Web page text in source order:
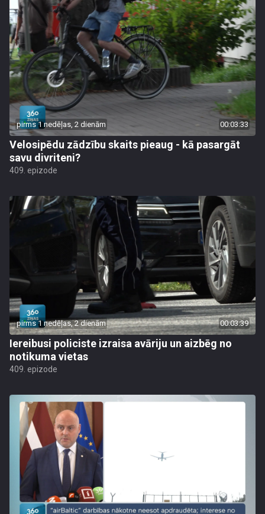
pirms 1 nedēļas, 2 dienām 00:03:33
Velosipēdu zādzību skaits pieaug - kā pasargāt
savu divriteni?
409. epizode
pirms 1 nedēļas, 2 dienām 00:03:39
Iereibusi policiste izraisa avāriju un aizbēg no
notikuma vietas
409. epizode